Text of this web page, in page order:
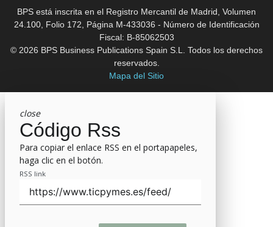
BPS está inscrita en el Registro Mercantil de Madrid, Volumen
24.100, Folio 172, Página M-433036 - Número de Identificación
Fiscal: B-85062503
© 2026 BPS Business Publications Spain S.L. Todos los derechos
reservados.
Mapa del Sitio
close
Código Rss
Para copiar el enlace RSS en el portapapeles,
haga clic en el botón.
RSS link